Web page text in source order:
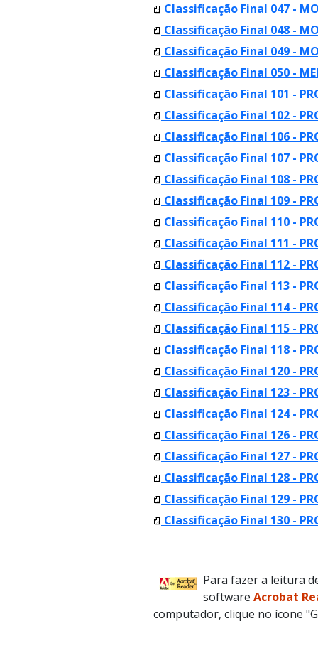
Classificação Final 047 -
Classificação Final 048 -
Classificação Final 049 -
Classificação Final 050 -
Classificação Final 101 -
Classificação Final 102 -
Classificação Final 106 -
Classificação Final 107 -
Classificação Final 108 -
Classificação Final 109 -
Classificação Final 110 -
Classificação Final 111 -
Classificação Final 112 -
Classificação Final 113 -
Classificação Final 114 -
Classificação Final 115 -
Classificação Final 118 -
Classificação Final 120 -
Classificação Final 123 -
Classificação Final 124 -
Classificação Final 126 -
Classificação Final 127 -
Classificação Final 128 -
Classificação Final 129 -
Classificação Final 130 -
Para fazer a leitura
software Acrobat
computador, clique no ícone